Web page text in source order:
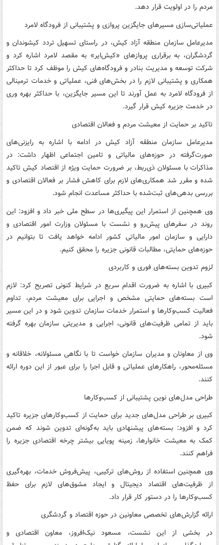
مردم را در اولویت قرار دهد.
عملیاتی‌سازی مسیرهای جایگزین پروازی و پشتیبانی از فرودگاه لامرد
مدیرعامل سازمان منطقه آزاد کیش، در راستای تسهیل تردد کیشوندان و
گردشگران، به برقراری پروازهای «کیش‌ایر» به مقصد لامرد اشاره کرد و
شرکت توسعه و مدیریت بنادر و فرودگاه‌های کیش را موظف کرد تا حداکثر
همکاری و پشتیبانی لازم را در بخش‌های فنی، عملیاتی و خدمات ترمینالی
از فرودگاه لامرد به عمل آورند تا این مسیر جایگزین، با حداکثر بهره‌ وری
در خدمت جزیره کیش قرار گیرد.
تاکید بر حمایت از معیشت مردم و فعالان اقتصادی
مدیرعامل سازمان منطقه آزاد کیش در ادامه با اشاره به رایزنی‌های
صورت‌گرفته در حوزه‌های مالیاتی و تامین اجتماعی اظهار داشت: در
مذاکرات با مسئولان ذی‌ربط، بر ضرورت حمایت ویژه از اقتصاد کیش تاکید
شده و مقرر شد همکاری‌های لازم برای کاهش فشار بر فعالان اقتصادی و
بررسی بدهی‌های ثبت‌شده با حداکثر مساعدت انجام شود.
وی همچنین از استمرار این پیگیری‌ها در سطح ملی خبر داد و افزود: این
روند در سفرهای پیش‌رو و نشست با مسئولان وزارت امور اقتصادی و
دارایی و سازمان امور مالیاتی کشور ادامه خواهد یافت تا بتوانیم در
حوزه‌های حمایتی، مطالبات قانونی جزیره را محقق کنیم.
لزوم تدوین بسته‌های فوری و کاربردی
کبیری با اشاره به ضرورت اقدام سریع در شرایط کنونی تصریح کرد: لازم
است بسته‌های حمایتی مشخص و اجرایی برای معیشت مردم، تداوم
فعالیت کسب‌وکارها و استمرار خدمات سازمان تدوین شود و در این مسیر
باید از تمامی ظرفیت‌های قانونی، اجرایی و مدیریتی سازمان بهره گرفته
شود.
وی از معاونان و مدیران سازمان خواست تا با نگاهی مسئولانه، خلاقانه و
مسئله‌محور، راهکارهای عملیاتی و قابل اجرا را برای عبور از این دوره ارائه
کنند.
طراحی مدل‌های نوین پشتیبانی از کسب‌وکارها
کبیری بر طراحی مدل‌های جدید برای حمایت از کسب‌وکارهای جزیره تاکید
کرد و افزود: بسته‌های پیشنهادی باید به‌گونه‌ای تدوین شوند که ضمن
کمک به معیشت خانوارها، زمینه پویایی بیشتر چرخه اقتصادی جزیره را
فراهم کنند.
وی همچنین استفاده از روش‌های ترکیبی، پیش‌فروش خدمات، بهره‌گیری
از ظرفیت‌های اقتصاد دیجیتال و ایجاد مشوق‌های لازم برای حفظ
کسب‌وکارها را در دستور کار قرار داد.
ارائه گزارش‌های تخصصی معاونین در حوزه اقتصاد و گردشگری
در بخشی از این نشست، مسعود نیک‌افروز، معاون اقتصادی و